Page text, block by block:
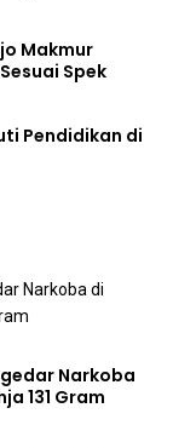
Makmur
Spek
Pendidikan di
Narkoba
131 Gram